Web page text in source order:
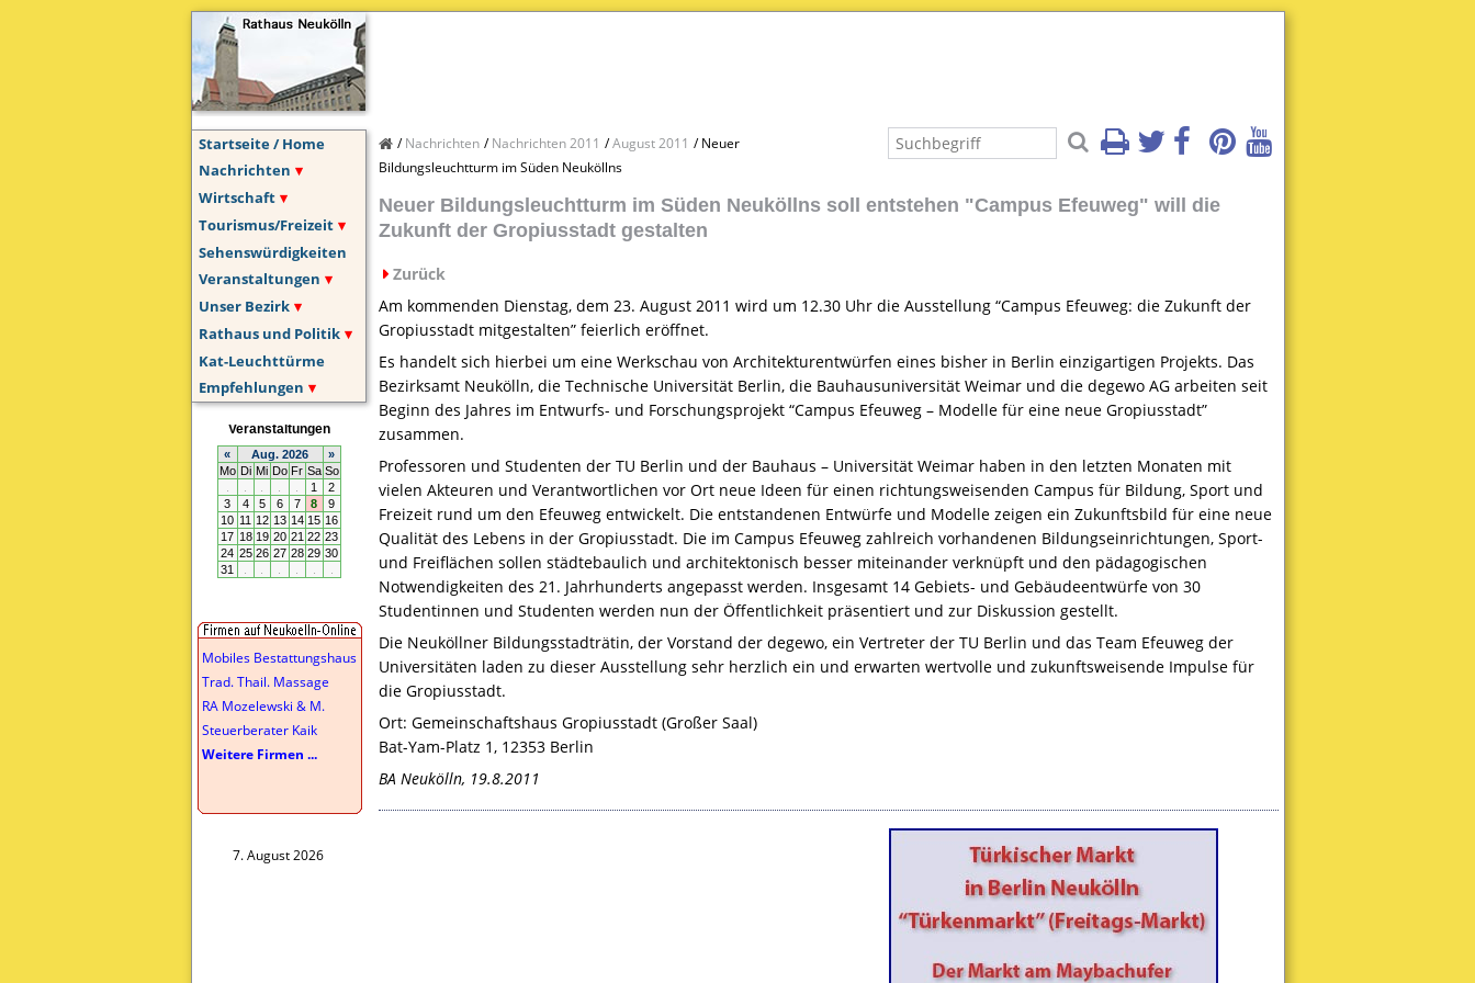
Startseite / Home
Nachrichten
Wirtschaft
Tourismus/Freizeit
Sehenswürdigkeiten
Veranstaltungen
Unser Bezirk
Rathaus und Politik
Kat-Leuchttürme
Empfehlungen
Mobiles Bestattungshaus
Trad. Thail. Massage
RA Mozelewski & M.
Steuerberater Kaik
Weitere Firmen ...
7. August 2026
Nachrichten Nachrichten 2011 August 2011
Neuer
Bildungsleuchtturm im Süden Neuköllns
Neuer Bildungsleuchtturm im Süden Neuköllns soll entstehen "Campus Efeuweg" will die
Zukunft der Gropiusstadt gestalten
Zurück
Am kommenden Dienstag, dem 23. August 2011 wird um 12.30 Uhr die Ausstellung “Campus Efeuweg: die Zukunft der
Gropiusstadt mitgestalten” feierlich eröffnet.
Es handelt sich hierbei um eine Werkschau von Architekturentwürfen eines bisher in Berlin einzigartigen Projekts. Das
Bezirksamt Neukölln, die Technische Universität Berlin, die Bauhausuniversität Weimar und die degewo AG arbeiten seit
Beginn des Jahres im Entwurfs- und Forschungsprojekt “Campus Efeuweg – Modelle für eine neue Gropiusstadt”
zusammen.
Professoren und Studenten der TU Berlin und der Bauhaus – Universität Weimar haben in den letzten Monaten mit
vielen Akteuren und Verantwortlichen vor Ort neue Ideen für einen richtungsweisenden Campus für Bildung, Sport und
Freizeit rund um den Efeuweg entwickelt. Die entstandenen Entwürfe und Modelle zeigen ein Zukunftsbild für eine neue
Qualität des Lebens in der Gropiusstadt. Die im Campus Efeuweg zahlreich vorhandenen Bildungseinrichtungen, Sport-
und Freiflächen sollen städtebaulich und architektonisch besser miteinander verknüpft und den pädagogischen
Notwendigkeiten des 21. Jahrhunderts angepasst werden. Insgesamt 14 Gebiets- und Gebäudeentwürfe von 30
Studentinnen und Studenten werden nun der Öffentlichkeit präsentiert und zur Diskussion gestellt.
Die Neuköllner Bildungsstadträtin, der Vorstand der degewo, ein Vertreter der TU Berlin und das Team Efeuweg der
Universitäten laden zu dieser Ausstellung sehr herzlich ein und erwarten wertvolle und zukunftsweisende Impulse für
die Gropiusstadt.
Ort: Gemeinschaftshaus Gropiusstadt (Großer Saal)
Bat-Yam-Platz 1, 12353 Berlin
BA Neukölln, 19.8.2011